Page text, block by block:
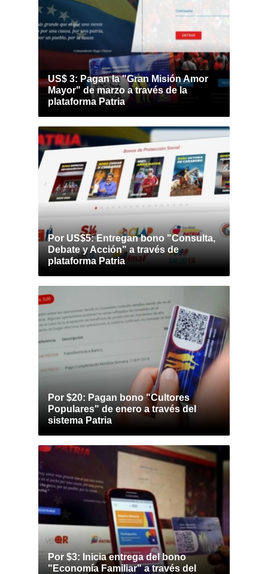
US$ 3: Pagan la "Gran Misión Amor
Mayor" de marzo a través de la
plataforma Patria
Por US$5: Entregan bono "Consulta,
Debate y Acción" a través de
plataforma Patria
Por $20: Pagan bono "Cultores
Populares" de enero a través del
sistema Patria
Por $3: Inicia entrega del bono
"Economía Familiar" a través del